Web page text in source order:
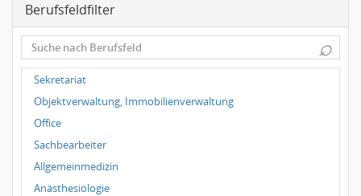
Dortmund
Wuppertal
Hallbergmoos
Würzburg
Grünwald
Ulm
Bielefeld
Hannover
Duisburg
Berufsfeldfilter
⌕
Sekretariat
Objektverwaltung, Immobilienverwaltung
Office
Sachbearbeiter
Allgemeinmedizin
Anästhesiologie